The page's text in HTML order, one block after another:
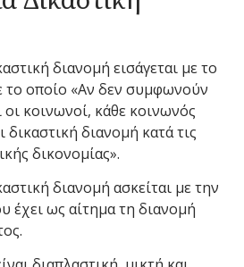
διανομή εισάγεται με το
οποίο «Αν δεν συμφωνούν
οι κοινωνοί, κάθε κοινωνός
δικαστική διανομή κατά τις
δικονομίας».
διανομή ασκείται με την
έχει ως αίτημα τη διανομή